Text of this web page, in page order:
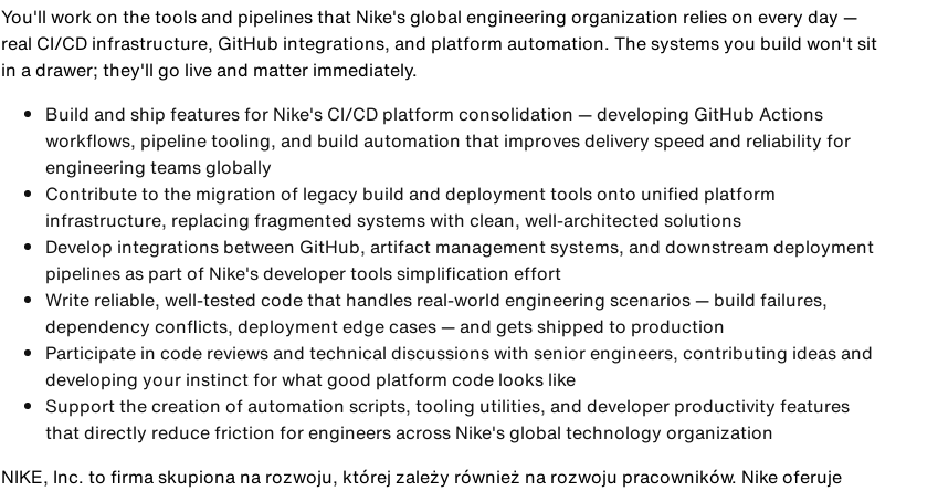
You'll work on the tools and pipelines that Nike's global engineering organization relies on every day —
real CI/CD infrastructure, GitHub integrations, and platform automation. The systems you build won't sit
in a drawer; they'll go live and matter immediately.
Build and ship features for Nike's CI/CD platform consolidation — developing GitHub Actions
workflows, pipeline tooling, and build automation that improves delivery speed and reliability for
engineering teams globally
Contribute to the migration of legacy build and deployment tools onto unified platform
infrastructure, replacing fragmented systems with clean, well-architected solutions
Develop integrations between GitHub, artifact management systems, and downstream deployment
pipelines as part of Nike's developer tools simplification effort
Write reliable, well-tested code that handles real-world engineering scenarios — build failures,
dependency conflicts, deployment edge cases — and gets shipped to production
Participate in code reviews and technical discussions with senior engineers, contributing ideas and
developing your instinct for what good platform code looks like
Support the creation of automation scripts, tooling utilities, and developer productivity features
that directly reduce friction for engineers across Nike's global technology organization
NIKE, Inc. to firma skupiona na rozwoju, której zależy również na rozwoju pracowników. Nike oferuje